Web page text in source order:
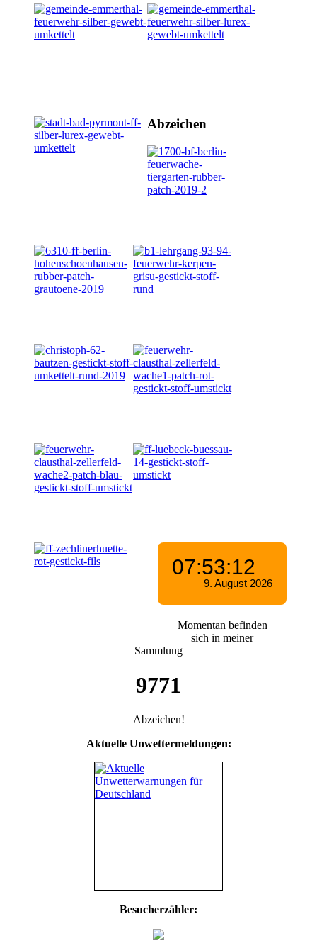
Abzeichen
Momentan befinden
sich in meiner
Sammlung
9771
Abzeichen!
Aktuelle Unwettermeldungen:
Besucherzähler: